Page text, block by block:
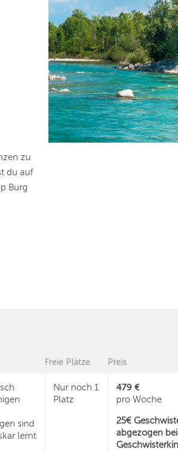
zu
du auf
Burg
Freie Plätze Preis
sind
lernt
Nur noch 1
Platz
479 €
pro Woche
25€
abgezogen